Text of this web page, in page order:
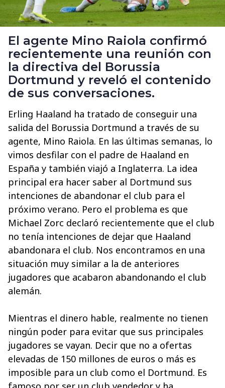
El agente Mino Raiola confirmó
recientemente una reunión con
la directiva del Borussia
Dortmund y reveló el contenido
de sus conversaciones.
Erling Haaland ha tratado de conseguir una
salida del Borussia Dortmund a través de su
agente, Mino Raiola. En las últimas semanas, lo
vimos desfilar con el padre de Haaland en
España y también viajó a Inglaterra. La idea
principal era hacer saber al Dortmund sus
intenciones de abandonar el club para el
próximo verano. Pero el problema es que
Michael Zorc declaró recientemente que el club
no tenía intenciones de dejar que Haaland
abandonara el club. Nos encontramos en una
situación muy similar a la de anteriores
jugadores que acabaron abandonando el club
alemán.
Mientras el dinero hable, realmente no tienen
ningún poder para evitar que sus principales
jugadores se vayan. Decir que no a ofertas
elevadas de 150 millones de euros o más es
imposible para un club como el Dortmund. Es